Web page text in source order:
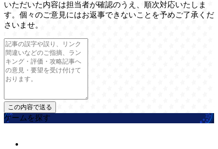
いただいた内容は担当者が確認のうえ、順次対応いたしま
す。個々のご意見にはお返事できないことを予めご了承くだ
さいませ。
ゲームを探す